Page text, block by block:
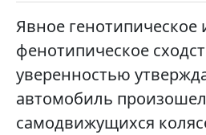
Явное генотипическое
фенотипическое
уверенностью
автомобиль
самодвижущихся